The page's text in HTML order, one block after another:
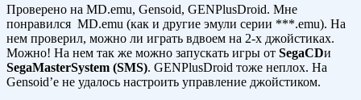
Проверено на MD.emu, Gensoid, GENPlusDroid. Мне
понравился MD.emu (как и другие эмули серии ***.emu). На
нем проверил, можно ли играть вдвоем на 2-х джойстиках.
Можно! На нем так же можно запускать игры от SegaCDи
SegaMasterSystem (SMS). GENPlusDroid тоже неплох. На
Gensoid’е не удалось настроить управление джойстиком.